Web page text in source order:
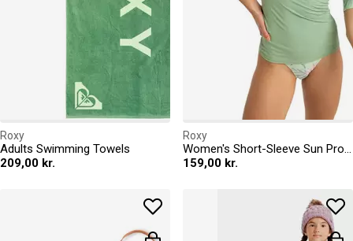
Roxy
Adults Swimming Towels
209,00 kr.
Roxy
Women's Short-Sleeve Sun Protection Rash Vest
159,00 kr.